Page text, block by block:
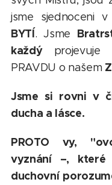
jsme sjednoceni
BYTÍ. Jsme
každýprojevuje
PRAVDU o našem
Jsme si rovni v
ducha a lásce.
PROTO vy,
vyznání –, které
duchovní